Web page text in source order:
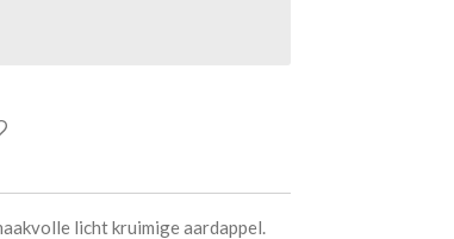
licht kruimige aardappel.